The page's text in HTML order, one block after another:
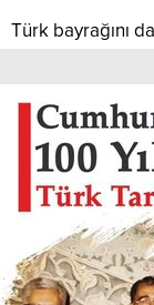
Türk bayrağını
personeli o
nöbetçiler neyle
uçmuştur?
Böyle bir
sinmişlik nasıl
Farz edelim ki,